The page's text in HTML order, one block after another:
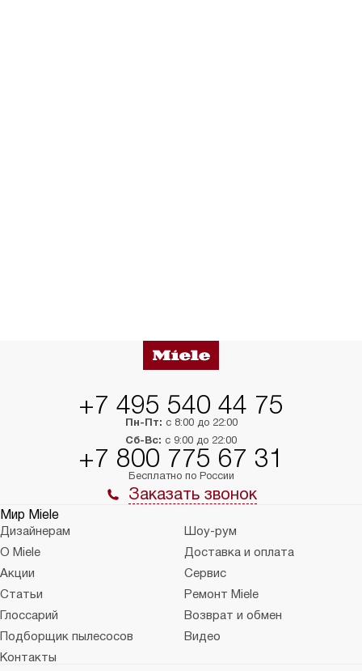
+7 495 540 44 75
Пн-Пт: с 8:00 до 22:00
Сб-Вс: с 9:00 до 22:00
+7 800 775 67 31
Бесплатно по России
Заказать звонок
Мир Miele
Дизайнерам
Шоу-рум
О Miele
Доставка и оплата
Акции
Сервис
Статьи
Ремонт Miele
Глоссарий
Возврат и обмен
Подборщик пылесосов
Видео
Контакты